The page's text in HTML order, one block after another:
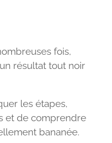
fois,
résultat tout noir
les étapes,
et de comprendre
bananée.